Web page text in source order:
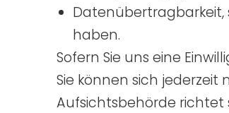
Datenübertragbarkeit,
haben.
Sofern Sie uns eine
Sie können sich
Aufsichtsbehörde richtet